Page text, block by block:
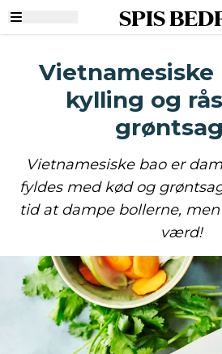
SPIS
Vietnamesiske
kylling og
Vietnamesiske bao er
fyldes med kød og
tid at dampe bollerne,
værd!